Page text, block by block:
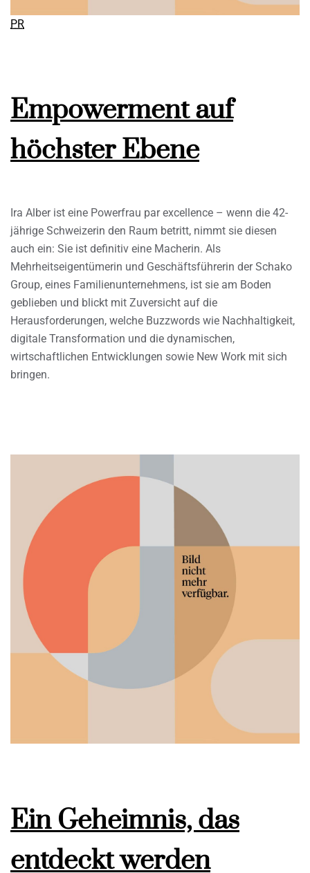
PR
Empowerment auf
höchster Ebene
Ira Alber ist eine Powerfrau par excellence – wenn die 42-
jährige Schweizerin den Raum betritt, nimmt sie diesen
auch ein: Sie ist definitiv eine Macherin. Als
Mehrheitseigentümerin und Geschäftsführerin der Schako
Group, eines Familienunternehmens, ist sie am Boden
geblieben und blickt mit Zuversicht auf die
Herausforderungen, welche Buzzwords wie Nachhaltigkeit,
digitale Transformation und die dynamischen,
wirtschaftlichen Entwicklungen sowie New Work mit sich
bringen.
Ein Geheimnis, das
entdeckt werden